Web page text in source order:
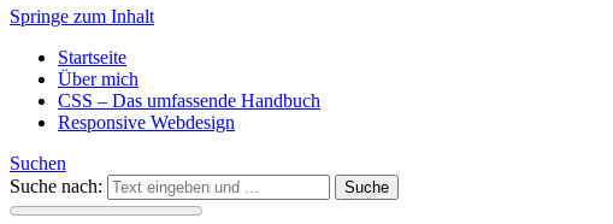
Springe zum Inhalt
Startseite
Über mich
CSS – Das umfassende Handbuch
Responsive Webdesign
Suchen
Suche nach: